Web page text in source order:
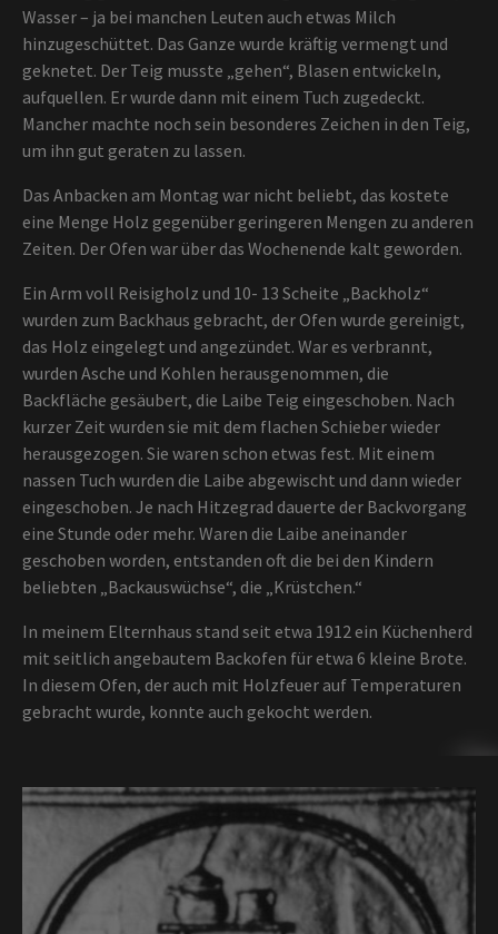
Wasser – ja bei manchen Leuten auch etwas Milch
hinzugeschüttet. Das Ganze wurde kräftig vermengt und
geknetet. Der Teig musste „gehen“, Blasen entwickeln,
aufquellen. Er wurde dann mit einem Tuch zugedeckt.
Mancher machte noch sein besonderes Zeichen in den Teig,
um ihn gut geraten zu lassen.
Das Anbacken am Montag war nicht beliebt, das kostete
eine Menge Holz gegenüber geringeren Mengen zu anderen
Zeiten. Der Ofen war über das Wochenende kalt geworden.
Ein Arm voll Reisigholz und 10- 13 Scheite „Backholz“
wurden zum Backhaus gebracht, der Ofen wurde gereinigt,
das Holz eingelegt und angezündet. War es verbrannt,
wurden Asche und Kohlen herausgenommen, die
Backfläche gesäubert, die Laibe Teig eingeschoben. Nach
kurzer Zeit wurden sie mit dem flachen Schieber wieder
herausgezogen. Sie waren schon etwas fest. Mit einem
nassen Tuch wurden die Laibe abgewischt und dann wieder
eingeschoben. Je nach Hitzegrad dauerte der Backvorgang
eine Stunde oder mehr. Waren die Laibe aneinander
geschoben worden, entstanden oft die bei den Kindern
beliebten „Backauswüchse“, die „Krüstchen.“
In meinem Elternhaus stand seit etwa 1912 ein Küchenherd
mit seitlich angebautem Backofen für etwa 6 kleine Brote.
In diesem Ofen, der auch mit Holzfeuer auf Temperaturen
gebracht wurde, konnte auch gekocht werden.